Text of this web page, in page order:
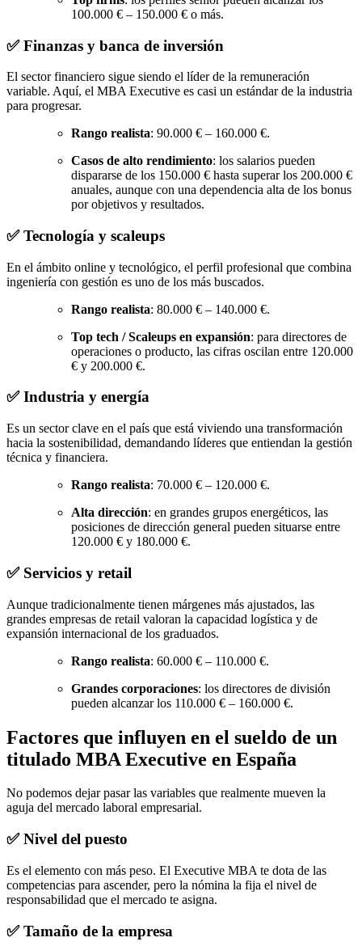
100.000 € – 150.000 € o más.
✅ Finanzas y banca de inversión
El sector financiero sigue siendo el líder de la remuneración
variable. Aquí, el MBA Executive es casi un estándar de la industria
para progresar.
Rango realista: 90.000 € – 160.000 €.
Casos de alto rendimiento: los salarios pueden
dispararse de los 150.000 € hasta superar los 200.000 €
anuales, aunque con una dependencia alta de los bonus
por objetivos y resultados.
✅ Tecnología y scaleups
En el ámbito online y tecnológico, el perfil profesional que combina
ingeniería con gestión es uno de los más buscados.
Rango realista: 80.000 € – 140.000 €.
Top tech / Scaleups en expansión: para directores de
operaciones o producto, las cifras oscilan entre 120.000
€ y 200.000 €.
✅ Industria y energía
Es un sector clave en el país que está viviendo una transformación
hacia la sostenibilidad, demandando líderes que entiendan la gestión
técnica y financiera.
Rango realista: 70.000 € – 120.000 €.
Alta dirección: en grandes grupos energéticos, las
posiciones de dirección general pueden situarse entre
120.000 € y 180.000 €.
✅ Servicios y retail
Aunque tradicionalmente tienen márgenes más ajustados, las
grandes empresas de retail valoran la capacidad logística y de
expansión internacional de los graduados.
Rango realista: 60.000 € – 110.000 €.
Grandes corporaciones: los directores de división
pueden alcanzar los 110.000 € – 160.000 €.
Factores que influyen en el sueldo de un
titulado MBA Executive en España
No podemos dejar pasar las variables que realmente mueven la
aguja del mercado laboral empresarial.
✅ Nivel del puesto
Es el elemento con más peso. El Executive MBA te dota de las
competencias para ascender, pero la nómina la fija el nivel de
responsabilidad que el mercado te asigna.
✅ Tamaño de la empresa